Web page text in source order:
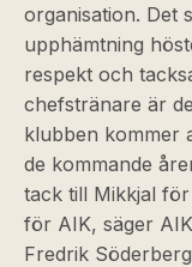
organisation. Det
upphämtning
respekt och
chefstränare är
klubben kommer
de kommande
tack till Mikkjal
för AIK, säger
Fredrik